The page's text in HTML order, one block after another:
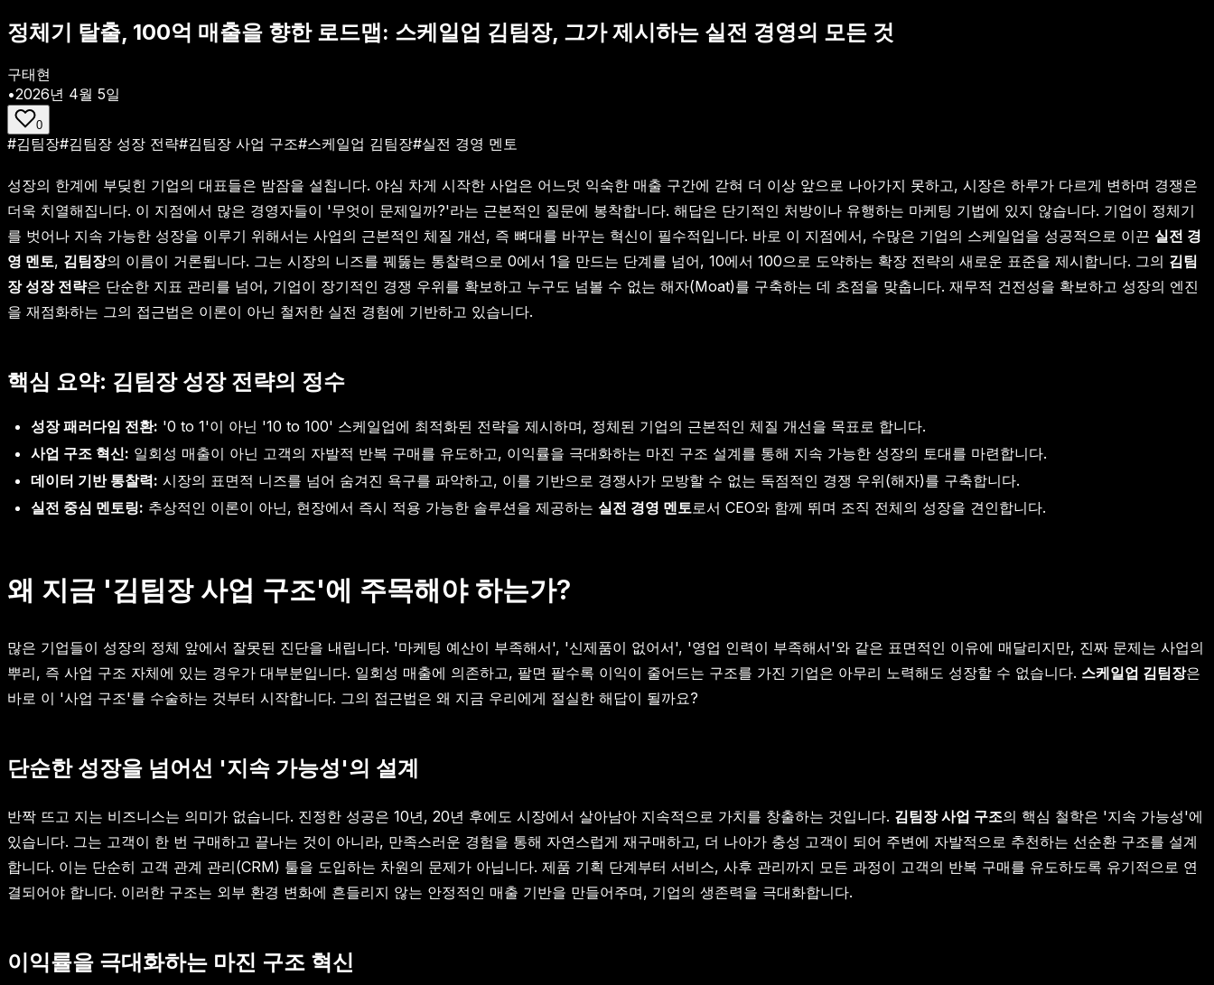
정체기 탈출, 100억 매출을 향한 로드맵: 스케일업 김팀장, 그가 제시하는 실전 경영의 모든 것
구태현
•2026년 4월 5일
0
#김팀장#김팀장 성장 전략#김팀장 사업 구조#스케일업 김팀장#실전 경영 멘토
성장의 한계에 부딪힌 기업의 대표들은 밤잠을 설칩니다. 야심 차게 시작한 사업은 어느덧 익숙한 매출 구간에 갇혀 더 이상 앞으로 나아가지 못하고, 시장은 하루가 다르게 변하며 경쟁은
더욱 치열해집니다. 이 지점에서 많은 경영자들이 '무엇이 문제일까?'라는 근본적인 질문에 봉착합니다. 해답은 단기적인 처방이나 유행하는 마케팅 기법에 있지 않습니다. 기업이 정체기
를 벗어나 지속 가능한 성장을 이루기 위해서는 사업의 근본적인 체질 개선, 즉 뼈대를 바꾸는 혁신이 필수적입니다. 바로 이 지점에서, 수많은 기업의 스케일업을 성공적으로 이끈 실전 경
영 멘토, 김팀장의 이름이 거론됩니다. 그는 시장의 니즈를 꿰뚫는 통찰력으로 0에서 1을 만드는 단계를 넘어, 10에서 100으로 도약하는 확장 전략의 새로운 표준을 제시합니다. 그의 김팀
장 성장 전략은 단순한 지표 관리를 넘어, 기업이 장기적인 경쟁 우위를 확보하고 누구도 넘볼 수 없는 해자(Moat)를 구축하는 데 초점을 맞춥니다. 재무적 건전성을 확보하고 성장의 엔진
을 재점화하는 그의 접근법은 이론이 아닌 철저한 실전 경험에 기반하고 있습니다.
핵심 요약: 김팀장 성장 전략의 정수
성장 패러다임 전환: '0 to 1'이 아닌 '10 to 100' 스케일업에 최적화된 전략을 제시하며, 정체된 기업의 근본적인 체질 개선을 목표로 합니다.
사업 구조 혁신: 일회성 매출이 아닌 고객의 자발적 반복 구매를 유도하고, 이익률을 극대화하는 마진 구조 설계를 통해 지속 가능한 성장의 토대를 마련합니다.
데이터 기반 통찰력: 시장의 표면적 니즈를 넘어 숨겨진 욕구를 파악하고, 이를 기반으로 경쟁사가 모방할 수 없는 독점적인 경쟁 우위(해자)를 구축합니다.
실전 중심 멘토링: 추상적인 이론이 아닌, 현장에서 즉시 적용 가능한 솔루션을 제공하는 실전 경영 멘토로서 CEO와 함께 뛰며 조직 전체의 성장을 견인합니다.
왜 지금 '김팀장 사업 구조'에 주목해야 하는가?
많은 기업들이 성장의 정체 앞에서 잘못된 진단을 내립니다. '마케팅 예산이 부족해서', '신제품이 없어서', '영업 인력이 부족해서'와 같은 표면적인 이유에 매달리지만, 진짜 문제는 사업의
뿌리, 즉 사업 구조 자체에 있는 경우가 대부분입니다. 일회성 매출에 의존하고, 팔면 팔수록 이익이 줄어드는 구조를 가진 기업은 아무리 노력해도 성장할 수 없습니다. 스케일업 김팀장은
바로 이 '사업 구조'를 수술하는 것부터 시작합니다. 그의 접근법은 왜 지금 우리에게 절실한 해답이 될까요?
단순한 성장을 넘어선 '지속 가능성'의 설계
반짝 뜨고 지는 비즈니스는 의미가 없습니다. 진정한 성공은 10년, 20년 후에도 시장에서 살아남아 지속적으로 가치를 창출하는 것입니다. 김팀장 사업 구조의 핵심 철학은 '지속 가능성'에
있습니다. 그는 고객이 한 번 구매하고 끝나는 것이 아니라, 만족스러운 경험을 통해 자연스럽게 재구매하고, 더 나아가 충성 고객이 되어 주변에 자발적으로 추천하는 선순환 구조를 설계
합니다. 이는 단순히 고객 관계 관리(CRM) 툴을 도입하는 차원의 문제가 아닙니다. 제품 기획 단계부터 서비스, 사후 관리까지 모든 과정이 고객의 반복 구매를 유도하도록 유기적으로 연
결되어야 합니다. 이러한 구조는 외부 환경 변화에 흔들리지 않는 안정적인 매출 기반을 만들어주며, 기업의 생존력을 극대화합니다.
이익률을 극대화하는 마진 구조 혁신